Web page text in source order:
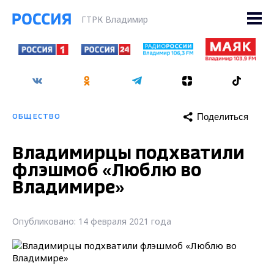
ГТРК Владимир
ОБЩЕСТВО Поделиться
Владимирцы подхватили
флэшмоб «Люблю во
Владимире»
Опубликовано: 14 февраля 2021 года